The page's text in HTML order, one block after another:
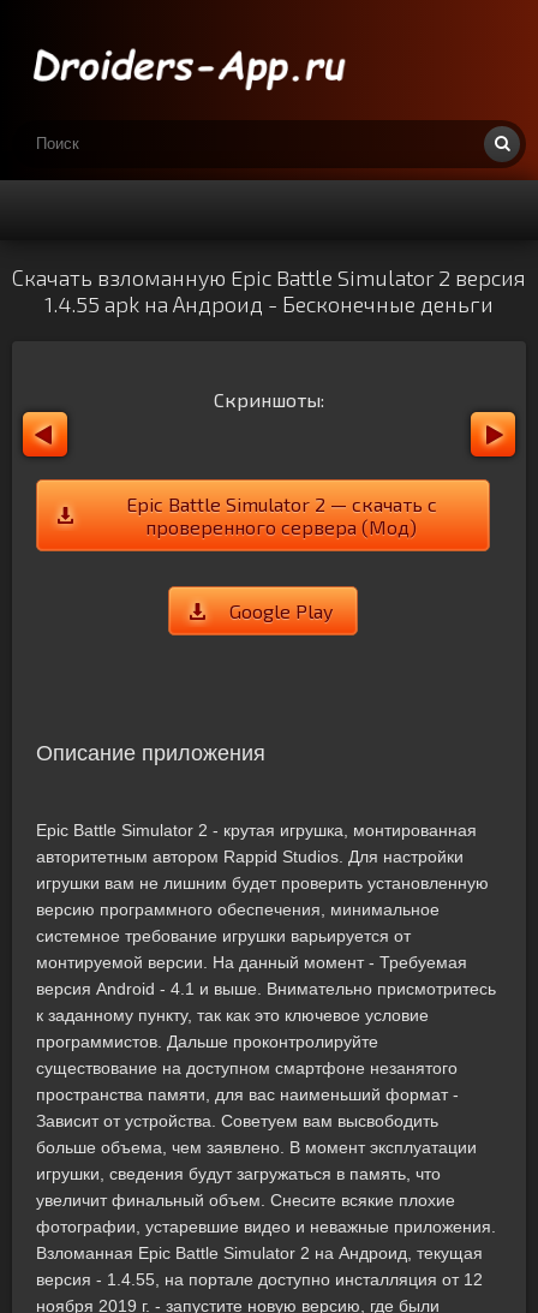
Скачать взломанную Epic Battle Simulator 2 версия
1.4.55 apk на Андроид - Бесконечные деньги
Скриншоты:
Epic Battle Simulator 2 — скачать с
проверенного сервера (Мод)
Google Play
Описание приложения
Epic Battle Simulator 2 - крутая игрушка, монтированная
авторитетным автором Rappid Studios. Для настройки
игрушки вам не лишним будет проверить установленную
версию программного обеспечения, минимальное
системное требование игрушки варьируется от
монтируемой версии. На данный момент - Требуемая
версия Android - 4.1 и выше. Внимательно присмотритесь
к заданному пункту, так как это ключевое условие
программистов. Дальше проконтролируйте
существование на доступном смартфоне незанятого
пространства памяти, для вас наименьший формат -
Зависит от устройства. Советуем вам высвободить
больше объема, чем заявлено. В момент эксплуатации
игрушки, сведения будут загружаться в память, что
увеличит финальный объем. Снесите всякие плохие
фотографии, устаревшие видео и неважные приложения.
Взломанная Epic Battle Simulator 2 на Андроид, текущая
версия - 1.4.55, на портале доступно инсталляция от 12
ноября 2019 г. - запустите новую версию, где были